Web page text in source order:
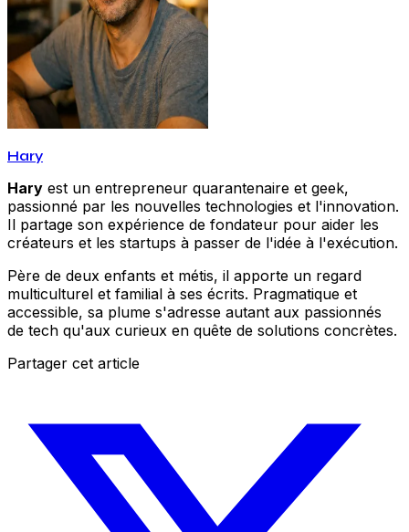
Hary
Hary est un entrepreneur quarantenaire et geek,
passionné par les nouvelles technologies et l'innovation.
Il partage son expérience de fondateur pour aider les
créateurs et les startups à passer de l'idée à l'exécution.
Père de deux enfants et métis, il apporte un regard
multiculturel et familial à ses écrits. Pragmatique et
accessible, sa plume s'adresse autant aux passionnés
de tech qu'aux curieux en quête de solutions concrètes.
Partager cet article